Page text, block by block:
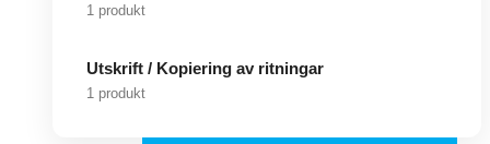
1 produkt
Utskrift / Kopiering av ritningar
1 produkt